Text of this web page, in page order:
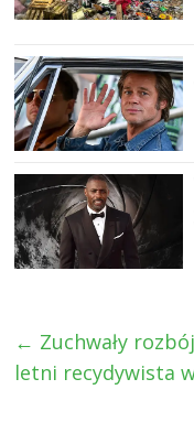
← Zuchwały
letni recydywista